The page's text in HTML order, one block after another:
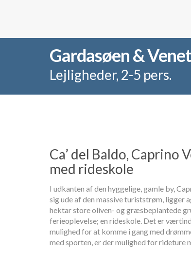
Gardasøen &
Lejligheder, 2-5 pers.
Ca’ del Baldo, Caprino
med rideskole
I udkanten af den hyggelige, gamle by,
sig ude af den massive turiststrøm, ligger
hektar store oliven- og græsbeplantede
ferieoplevelse; en rideskole. Det er
mulighed for at komme i gang med
med sporten, er der mulighed for rideture